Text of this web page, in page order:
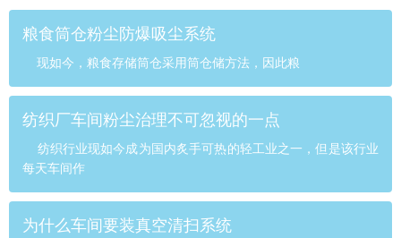
粮食筒仓粉尘防爆吸尘系统
现如今，粮食存储筒仓采用筒仓储方法，因此粮
纺织厂车间粉尘治理不可忽视的一点
纺织行业现如今成为国内炙手可热的轻工业之一，但是该行业
每天车间作
为什么车间要装真空清扫系统